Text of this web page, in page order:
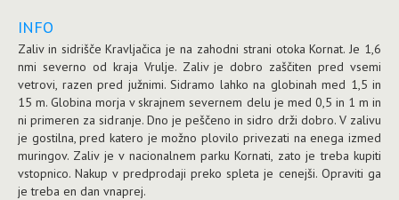
INFO
Zaliv in sidrišče Kravljačica je na zahodni strani otoka Kornat. Je 1,6
nmi severno od kraja Vrulje. Zaliv je dobro zaščiten pred vsemi
vetrovi, razen pred južnimi. Sidramo lahko na globinah med 1,5 in
15 m. Globina morja v skrajnem severnem delu je med 0,5 in 1 m in
ni primeren za sidranje. Dno je peščeno in sidro drži dobro. V zalivu
je gostilna, pred katero je možno plovilo privezati na enega izmed
muringov. Zaliv je v nacionalnem parku Kornati, zato je treba kupiti
vstopnico. Nakup v predprodaji preko spleta je cenejši. Opraviti ga
je treba en dan vnaprej.